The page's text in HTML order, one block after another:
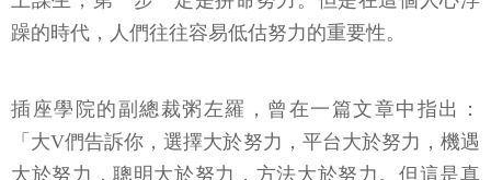
躁的時代，人們往往容易低估努力的重要性。
插座學院的副總裁粥左羅，曾在一篇文章中指出：
「大V們告訴你，選擇大於努力，平台大於努力，機遇
大於努力，聰明大於努力，方法大於努力。但這是真